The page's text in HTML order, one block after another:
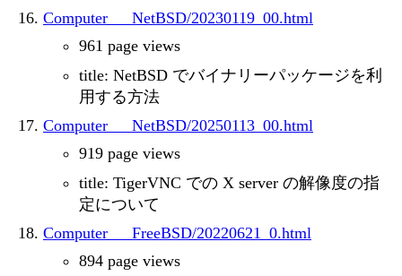
Computer___NetBSD/20230119_00.html
961 page views
title: NetBSD でバイナリーパッケージを利
用する方法
Computer___NetBSD/20250113_00.html
919 page views
title: TigerVNC での X server の解像度の指
定について
Computer___FreeBSD/20220621_0.html
894 page views